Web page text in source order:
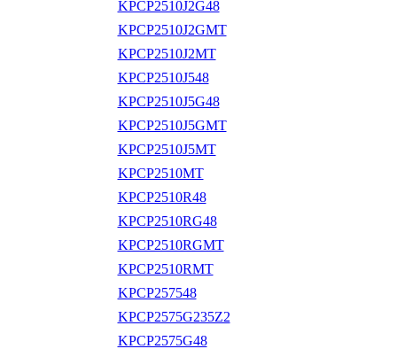
KPCP2510J2G48
KPCP2510J2GMT
KPCP2510J2MT
KPCP2510J548
KPCP2510J5G48
KPCP2510J5GMT
KPCP2510J5MT
KPCP2510MT
KPCP2510R48
KPCP2510RG48
KPCP2510RGMT
KPCP2510RMT
KPCP257548
KPCP2575G235Z2
KPCP2575G48